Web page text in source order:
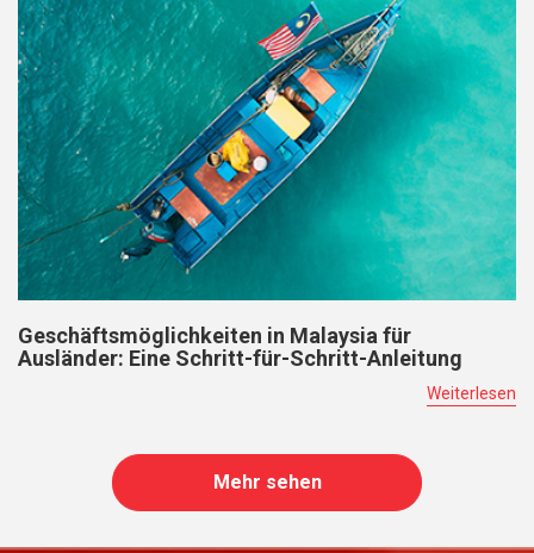
Geschäftsmöglichkeiten in Malaysia für
Ausländer: Eine Schritt-für-Schritt-Anleitung
Weiterlesen
Mehr sehen